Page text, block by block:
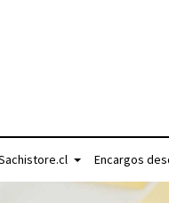
Encargos